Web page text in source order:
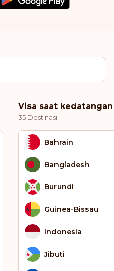
Visa saat kedatangan
35 Destinasi
Bahrain
Bangladesh
Burundi
Guinea-Bissau
Indonesia
Jibuti